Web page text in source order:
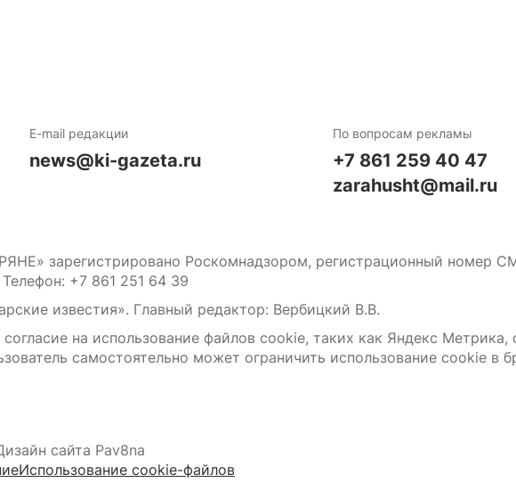
E-mail редакции
news@ki-gazeta.ru
По вопросам рекламы
+7 861 259 40 47
zarahusht@mail.ru
зарегистрировано Роскомнадзором, регистрационный номер
+7 861 251 64 39
известия». Главный редактор: Вербицкий В.В.
на использование файлов сооkіе, таких как Яндекс
самостоятельно может ограничить использование сооkіе в
сайта Pav8na
Использование cookie-файлов